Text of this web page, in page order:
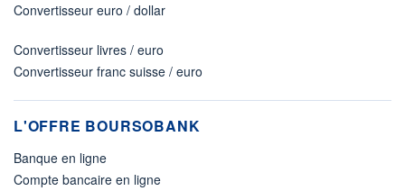
Convertisseur euro / dollar
Convertisseur livres / euro
Convertisseur franc suisse / euro
L'OFFRE BOURSOBANK
Banque en ligne
Compte bancaire en ligne